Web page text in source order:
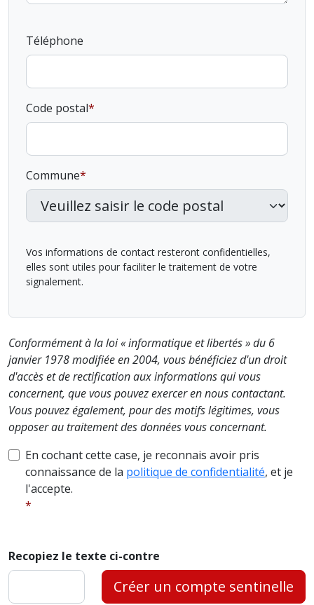
Téléphone
Code postal
Commune
Vos informations de contact resteront confidentielles,
elles sont utiles pour faciliter le traitement de votre
signalement.
Conformément à la loi « informatique et libertés » du 6
janvier 1978 modifiée en 2004, vous bénéficiez d'un droit
d'accès et de rectification aux informations qui vous
concernent, que vous pouvez exercer en nous contactant.
Vous pouvez également, pour des motifs légitimes, vous
opposer au traitement des données vous concernant.
En cochant cette case, je reconnais avoir pris
connaissance de la politique de confidentialité, et je
l'accepte.
Recopiez le texte ci-contre
Créer un compte sentinelle